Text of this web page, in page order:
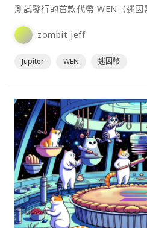
測試發行的首款代幣 WEN（迷
點結束。然而，根據 Dune 儀表
zombit jeff
Jupiter WEN 迷因幣